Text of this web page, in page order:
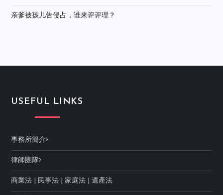
亲爹被孩儿告侵占，谁来评评理？
USEFUL LINKS
事務所簡介
律師團隊
商業法 民事法 |家庭法 |遺產法